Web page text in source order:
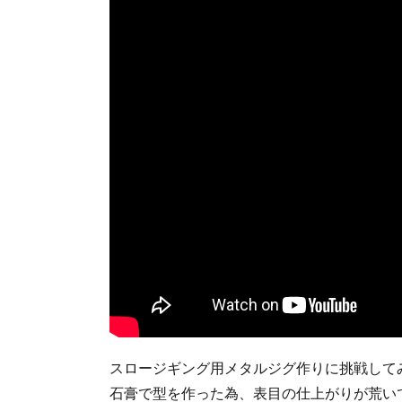
スロージギング用メタルジグ作りに挑戦して
石膏で型を作った為、表目の仕上がりが荒い